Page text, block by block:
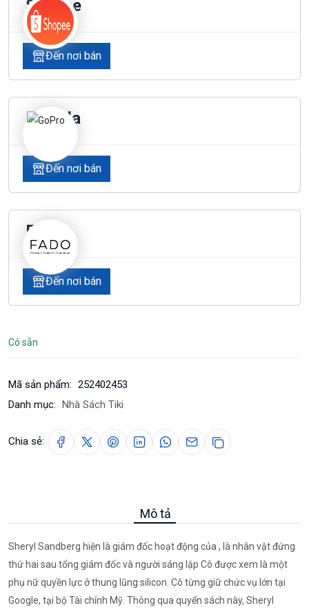
Shopee
Đến nơi bán
Lazada
Đến nơi bán
Fado
Đến nơi bán
Có sẵn
Mã sản phẩm: 252402453
Danh mục: Nhà Sách Tiki
Chia sẻ:
Mô tả
Sheryl Sandberg hiện là giám đốc hoạt động của , là nhân vật đứng
thứ hai sau tổng giám đốc và người sáng lập Cô được xem là một
phụ nữ quyền lực ở thung lũng silicon. Cô từng giữ chức vụ lớn tại
Google, tại bộ Tài chính Mỹ. Thông qua quyển sách này, Sheryl